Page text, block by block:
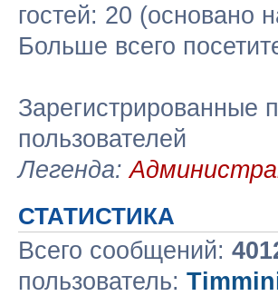
гостей: 20 (основано
Больше всего
Зарегистрированные
пользователей
Легенда:
СТАТИСТИКА
Всего сообщений:
пользователь: